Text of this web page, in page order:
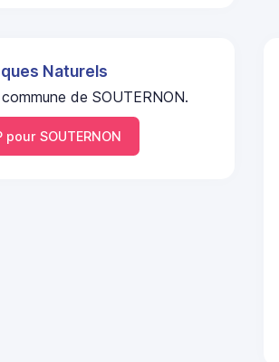
Naturels
de SOUTERNON.
pour SOUTERNON